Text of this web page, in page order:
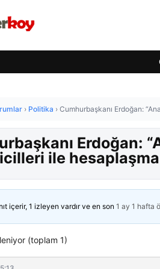
› Politika › Cumhurbaşkanı Erdoğan:
Erdoğan:
ile
içerir, 1 izleyen vardır ve en son 1 ay 1 hafta
(toplam 1)